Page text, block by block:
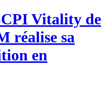
Vitality de
réalise sa
en